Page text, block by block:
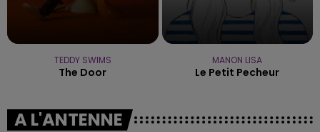
TEDDY SWIMS
The Door
MANON LISA
Le Petit Pecheur
A L'ANTENNE